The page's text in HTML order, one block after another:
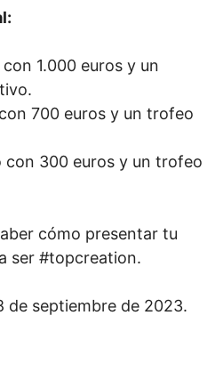
1.000 euros y un
700 euros y un trofeo
con 300 euros y un trofeo
cómo presentar tu
ser #topcreation.
de septiembre de 2023.